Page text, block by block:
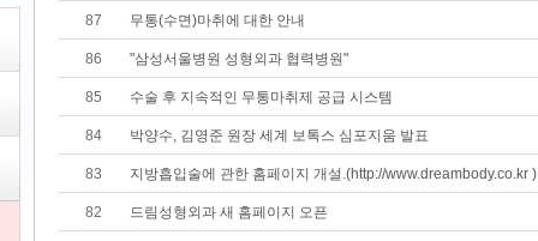
87 무통(수면)마취에 대한 안내
86 "삼성서울병원 성형외과 협력병원"
85 수술 후 지속적인 무통마취제 공급 시스템
84 박양수, 김영준 원장 세계 보톡스 심포지움 발표
83 지방흡입술에 관한 홈페이지 개설.(http://www.dreambody.co.kr )
82 드림성형외과 새 홈페이지 오픈